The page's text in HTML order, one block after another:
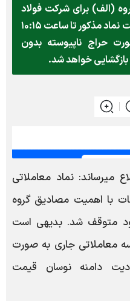
(الف) برای شرکت فولاد
شاهرود متوقف شد. بدیهی است نماد مذکور تا ساعت ۱۰:۱۵
حراج ناپیوسته بدون
خواهد شد.
میرساند: نماد معاملاتی
با اهمیت مصادیق گروه
متوقف شد. بدیهی است
تا ساعت ۱۰:۱۵ جلسه معاملاتی جاری به صورت
دامنه نوسان قیمت